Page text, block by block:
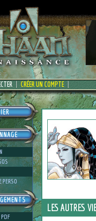
CRÉER UN COMPTE
PERSO
PDF
LES AUTRES